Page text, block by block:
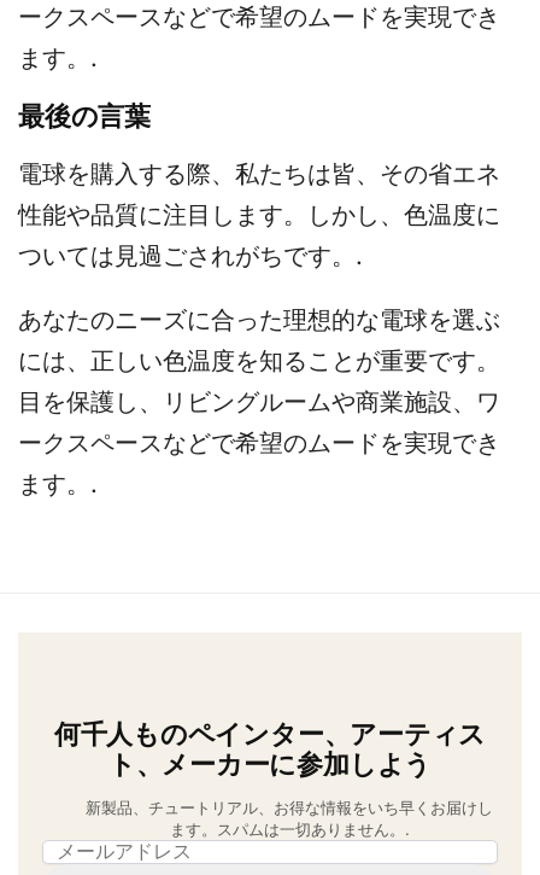
ークスペースなどで希望のムードを実現でき
ます。.
最後の言葉
電球を購入する際、私たちは皆、その省エネ
性能や品質に注目します。しかし、色温度に
ついては見過ごされがちです。.
あなたのニーズに合った理想的な電球を選ぶ
には、正しい色温度を知ることが重要です。
目を保護し、リビングルームや商業施設、ワ
ークスペースなどで希望のムードを実現でき
ます。.
何千人ものペインター、アーティス
ト、メーカーに参加しよう
新製品、チュートリアル、お得な情報をいち早くお届けし
ます。スパムは一切ありません。.
Email address